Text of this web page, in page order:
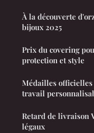
À la découverte
bijoux 2025
Prix du covering
protection et style
Médailles
travail
Retard de livraison
légaux